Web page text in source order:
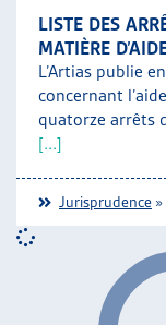
LISTE DES
MATIÈRE
L’Artias publie
concernant
quatorze arrêts
[...]
Jurisprudence »